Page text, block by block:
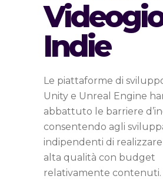
Indie
Le piattaforme di
Unity e Unreal Engine
abbattuto le barriere
consentendo agli
indipendenti di
alta qualità con budget
relativamente contenuti.